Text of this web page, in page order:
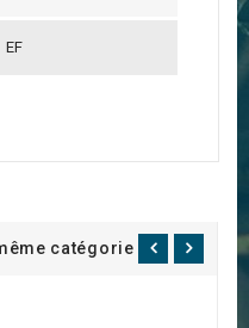
EF
catégorie :